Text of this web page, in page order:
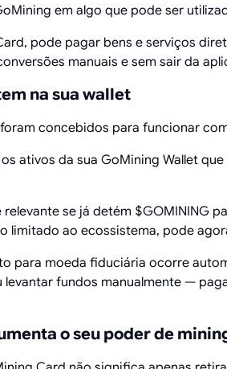
em algo que pode ser
pode pagar bens e serviços
manuais e sem sair da
na sua wallet
concebidos para funcionar
ativos da sua GoMining Wallet
se já detém $GOMINING
limitado ao ecossistema, pode
para moeda fiduciária ocorre
levantar fundos manualmente —
o seu poder de